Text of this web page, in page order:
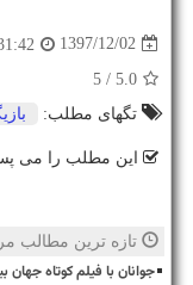
1397/12/02
5.0
/ 5
تگهای مطلب:
این مطلب را می
تازه ترین مطالب
جوانان با فیلم کوتاه